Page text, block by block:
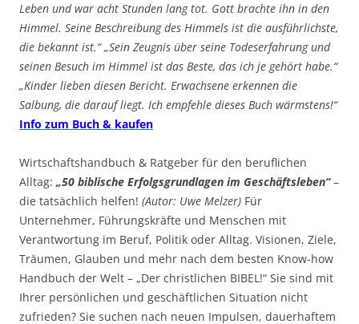
Leben und war acht Stunden lang tot. Gott brachte ihn in den
Himmel. Seine Beschreibung des Himmels ist die ausführlichste,
die bekannt ist.“ „Sein Zeugnis über seine Todeserfahrung und
seinen Besuch im Himmel ist das Beste, das ich je gehört habe.“
„Kinder lieben diesen Bericht. Erwachsene erkennen die
Salbung, die darauf liegt. Ich empfehle dieses Buch wärmstens!“
Info zum Buch & kaufen
Wirtschaftshandbuch & Ratgeber für den beruflichen
Alltag: „50 biblische Erfolgsgrundlagen im Geschäftsleben“–
die tatsächlich helfen! (Autor: Uwe Melzer) Für
Unternehmer, Führungskräfte und Menschen mit
Verantwortung im Beruf, Politik oder Alltag. Visionen, Ziele,
Träumen, Glauben und mehr nach dem besten Know-how
Handbuch der Welt – „Der christlichen BIBEL!“ Sie sind mit
Ihrer persönlichen und geschäftlichen Situation nicht
zufrieden? Sie suchen nach neuen Impulsen, dauerhaftem